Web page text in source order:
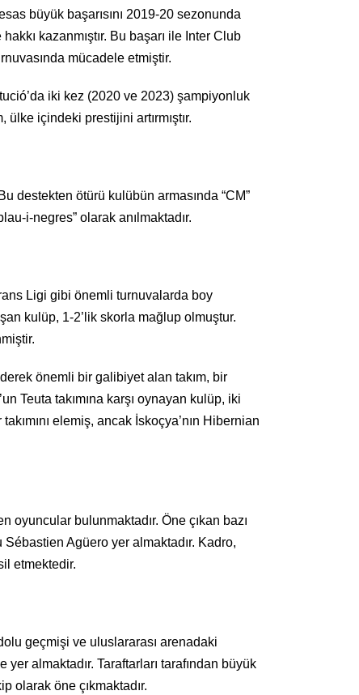
büyük başarısını 2019-20 sezonunda
kazanmıştır. Bu başarı ile Inter Club
mücadele etmiştir.
iki kez (2020 ve 2023) şampiyonluk
içindeki prestijini artırmıştır.
destekten ötürü kulübün armasında “CM”
i-negres” olarak anılmaktadır.
Ligi gibi önemli turnuvalarda boy
kulüp, 1-2’lik skorla mağlup olmuştur.
önemli bir galibiyet alan takım, bir
Teuta takımına karşı oynayan kulüp, iki
elemiş, ancak İskoçya’nın Hibernian
bulunmaktadır. Öne çıkan bazı
Agüero yer almaktadır. Kadro,
etmektedir.
geçmişi ve uluslararası arenadaki
almaktadır. Taraftarları tarafından büyük
olarak öne çıkmaktadır.